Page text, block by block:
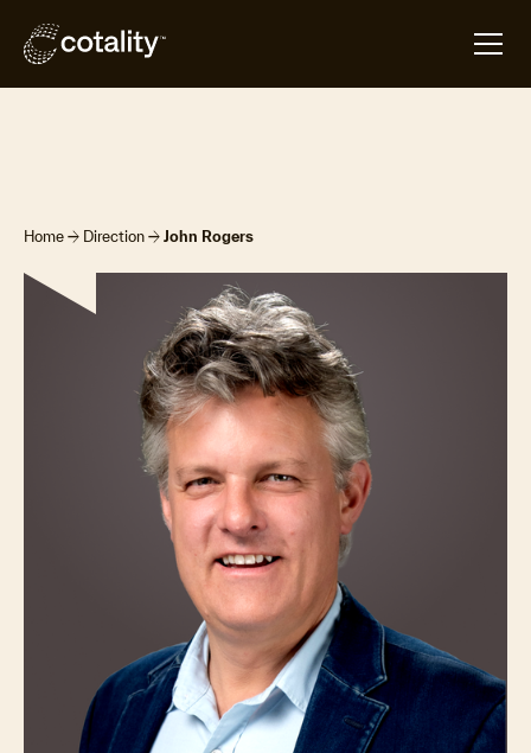
Home arrow_forward Direction arrow_forward John Rogers